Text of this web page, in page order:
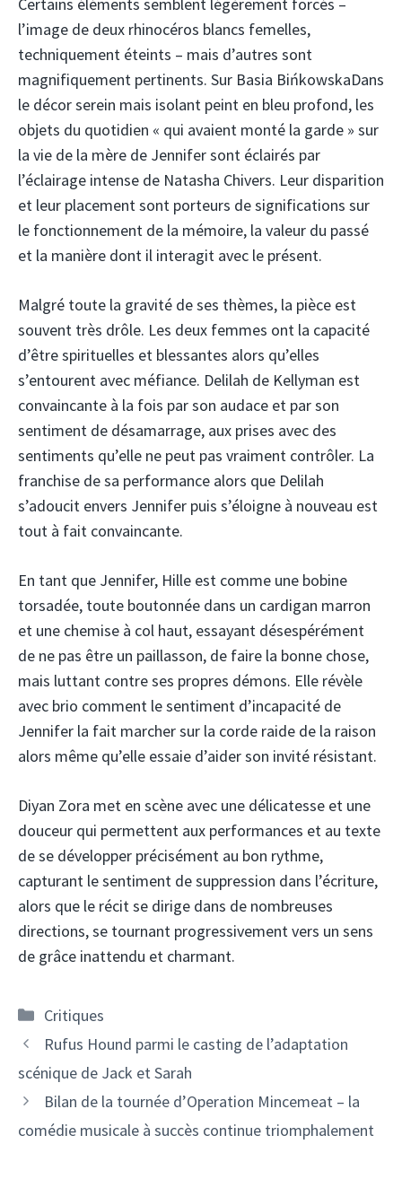
Certains éléments semblent légèrement forcés –
l’image de deux rhinocéros blancs femelles,
techniquement éteints – mais d’autres sont
magnifiquement pertinents. Sur Basia BińkowskaDans
le décor serein mais isolant peint en bleu profond, les
objets du quotidien « qui avaient monté la garde » sur
la vie de la mère de Jennifer sont éclairés par
l’éclairage intense de Natasha Chivers. Leur disparition
et leur placement sont porteurs de significations sur
le fonctionnement de la mémoire, la valeur du passé
et la manière dont il interagit avec le présent.
Malgré toute la gravité de ses thèmes, la pièce est
souvent très drôle. Les deux femmes ont la capacité
d’être spirituelles et blessantes alors qu’elles
s’entourent avec méfiance. Delilah de Kellyman est
convaincante à la fois par son audace et par son
sentiment de désamarrage, aux prises avec des
sentiments qu’elle ne peut pas vraiment contrôler. La
franchise de sa performance alors que Delilah
s’adoucit envers Jennifer puis s’éloigne à nouveau est
tout à fait convaincante.
En tant que Jennifer, Hille est comme une bobine
torsadée, toute boutonnée dans un cardigan marron
et une chemise à col haut, essayant désespérément
de ne pas être un paillasson, de faire la bonne chose,
mais luttant contre ses propres démons. Elle révèle
avec brio comment le sentiment d’incapacité de
Jennifer la fait marcher sur la corde raide de la raison
alors même qu’elle essaie d’aider son invité résistant.
Diyan Zora met en scène avec une délicatesse et une
douceur qui permettent aux performances et au texte
de se développer précisément au bon rythme,
capturant le sentiment de suppression dans l’écriture,
alors que le récit se dirige dans de nombreuses
directions, se tournant progressivement vers un sens
de grâce inattendu et charmant.
Catégories
Critiques
Rufus Hound parmi le casting de l’adaptation
scénique de Jack et Sarah
Bilan de la tournée d’Operation Mincemeat – la
comédie musicale à succès continue triomphalement